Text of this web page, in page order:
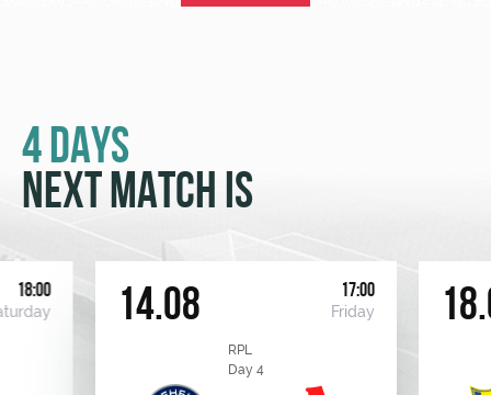
4 DAYS
NEXT MATCH IS
18:00 14.08 17:00
Friday
RPL
Day 4